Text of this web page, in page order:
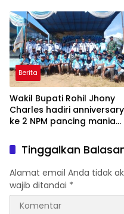
Berita
Wakil Bupati Rohil Jhony
Charles hadiri anniversary
ke 2 NPM pancing mania
diikuti 1154 peserta dari
berbagai wilayah di pulau
sumatera
Tinggalkan
Alamat email Anda tidak
wajib ditandai *